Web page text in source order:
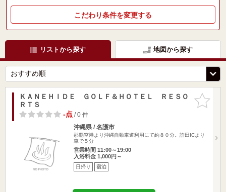
こだわり条件を変更する
リストから探す 地図から探す
お気に入
りに追加
ＫＡＮＥＨＩＤＥ ＧＯＬＦ＆ＨＯＴＥＬ ＲＥＳＯ
ＲＴＳ
-点/ 0 件
沖縄県 / 名護市
那覇空港より沖縄自動車道利用にて約８０分。許田ICより
車で５分
営業時間 11:00～19:00
入浴料金 1,000円～
日帰り 宿泊